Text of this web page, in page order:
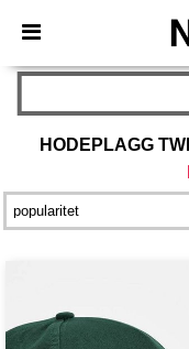
× Needen-
Bedre priser i
HODEPLAGG